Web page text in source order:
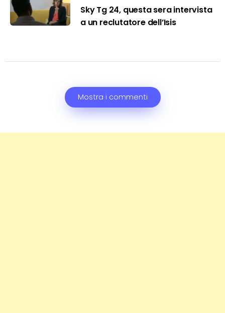
Sky Tg 24, questa sera intervista
a un reclutatore dell’Isis
Mostra i commenti